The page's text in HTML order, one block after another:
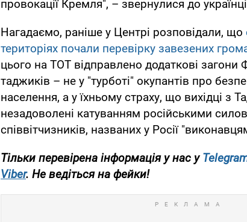
провокації Кремля", – звернулися до
Нагадаємо, раніше у Центрі розповідали, що
територіях почали перевірку завезених
цього на ТОТ відправлено додаткові загони
таджиків – не у "турботі" окупантів про
населення, а у їхньому страху, що вихідці з
незадоволені катуванням російськими
співвітчизників, названих у Росії
Тільки перевірена інформація у нас у
Viber. Не ведіться на фейки!